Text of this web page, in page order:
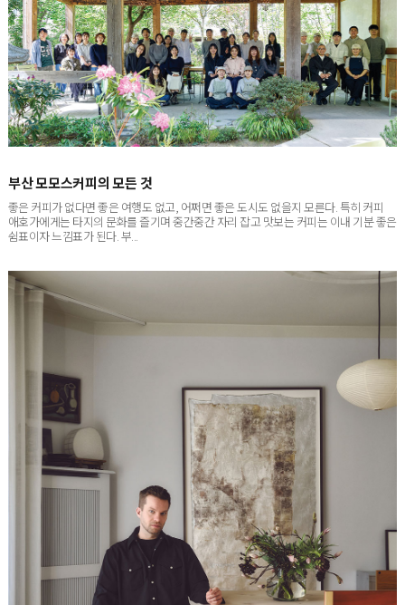
좋은 커피가 없다면 좋은 여행도 없고, 어쩌면 좋은 도시도 없을지 모른다. 특히 커피
애호가에게는 타지의 문화를 즐기며 중간중간 자리 잡고 맛보는 커피는 이내 기분 좋은
쉼표이자 느낌표가 된다. 부...